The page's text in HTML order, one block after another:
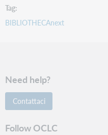
Tag
BIBLIOTHECAnext
Need help?
Contattaci
Follow OCLC